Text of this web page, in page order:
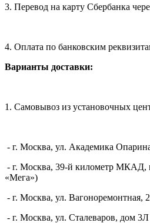
3. Перевод на карту Сбербанка
4. Оплата по банковским
Варианты доставки:
1. Самовывоз из установочных
- г. Москва, ул. Академика
- г. Москва, 39-й километр МКАД,
«Мега»)
- г. Москва, ул. Вагоноремонтная,
- г. Москва, ул. Сталеваров, дом 3Л